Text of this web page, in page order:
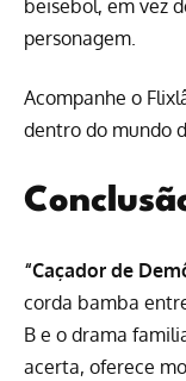
beisebol, em vez
personagem.
Acompanhe o
dentro do mundo
“Caçador de
corda bamba
B e o drama
acerta, oferece